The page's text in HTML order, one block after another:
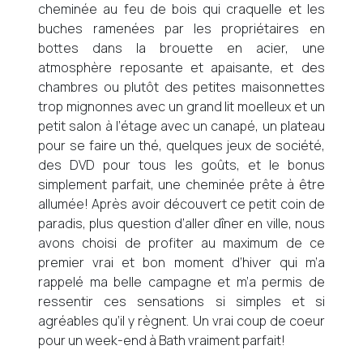
cheminée au feu de bois qui craquelle et les
buches ramenées par les propriétaires en
bottes dans la brouette en acier, une
atmosphère reposante et apaisante, et des
chambres ou plutôt des petites maisonnettes
trop mignonnes avec un grand lit moelleux et un
petit salon à l’étage avec un canapé, un plateau
pour se faire un thé, quelques jeux de société,
des DVD pour tous les goûts, et le bonus
simplement parfait, une cheminée prête à être
allumée! Après avoir découvert ce petit coin de
paradis, plus question d’aller dîner en ville, nous
avons choisi de profiter au maximum de ce
premier vrai et bon moment d’hiver qui m’a
rappelé ma belle campagne et m’a permis de
ressentir ces sensations si simples et si
agréables qu’il y règnent. Un vrai coup de coeur
pour un week-end à Bath vraiment parfait!